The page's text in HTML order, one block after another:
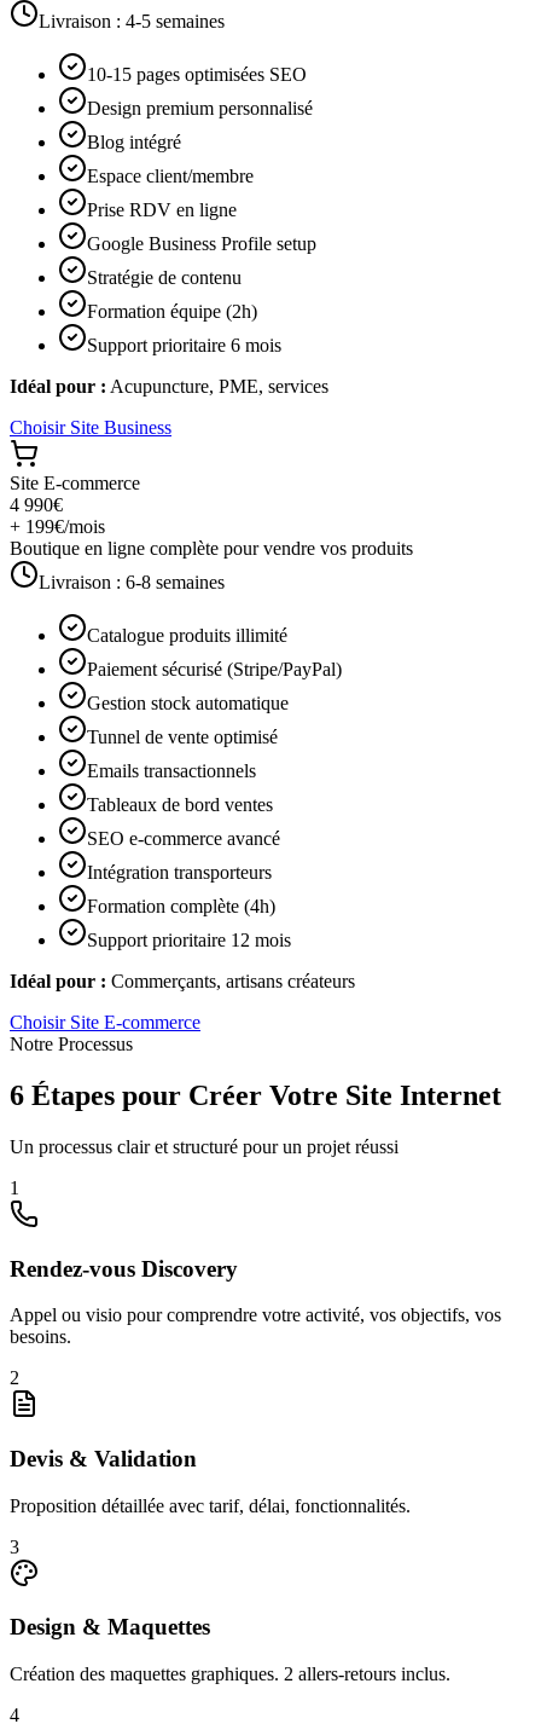
Livraison : 4-5 semaines
10-15 pages optimisées SEO
Design premium personnalisé
Blog intégré
Espace client/membre
Prise RDV en ligne
Google Business Profile setup
Stratégie de contenu
Formation équipe (2h)
Support prioritaire 6 mois
Idéal pour : Acupuncture, PME, services
Choisir Site Business
Site E-commerce
4 990€
+ 199€/mois
Boutique en ligne complète pour vendre vos produits
Livraison : 6-8 semaines
Catalogue produits illimité
Paiement sécurisé (Stripe/PayPal)
Gestion stock automatique
Tunnel de vente optimisé
Emails transactionnels
Tableaux de bord ventes
SEO e-commerce avancé
Intégration transporteurs
Formation complète (4h)
Support prioritaire 12 mois
Idéal pour : Commerçants, artisans créateurs
Choisir Site E-commerce
Notre Processus
6 Étapes pour Créer Votre Site Internet
Un processus clair et structuré pour un projet réussi
1
Rendez-vous Discovery
Appel ou visio pour comprendre votre activité, vos objectifs, vos
besoins.
2
Devis & Validation
Proposition détaillée avec tarif, délai, fonctionnalités.
3
Design & Maquettes
Création des maquettes graphiques. 2 allers-retours inclus.
4